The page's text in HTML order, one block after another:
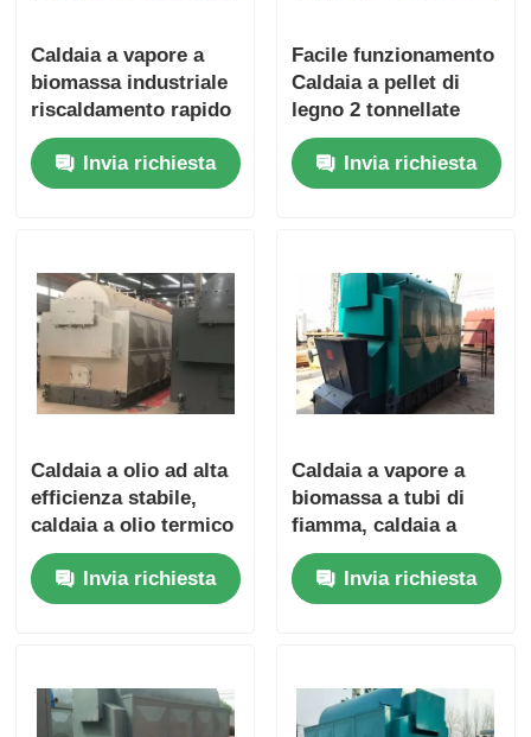
Caldaia a vapore a
biomassa industriale
riscaldamento rapido
assemblaggio rapido
Capacità 1 tonnellata
Invia richiesta
Facile funzionamento
Caldaia a pellet di
legno 2 tonnellate
Molla di riso
completamente
automatica
Invia richiesta
Caldaia a olio ad alta
efficienza stabile,
caldaia a olio termico
Controllo PLC
Invia richiesta
Caldaia a vapore a
biomassa a tubi di
fiamma, caldaia a
vapore a pellet di
legno a tamburo
singolo 2.8MW 95℃
Invia richiesta